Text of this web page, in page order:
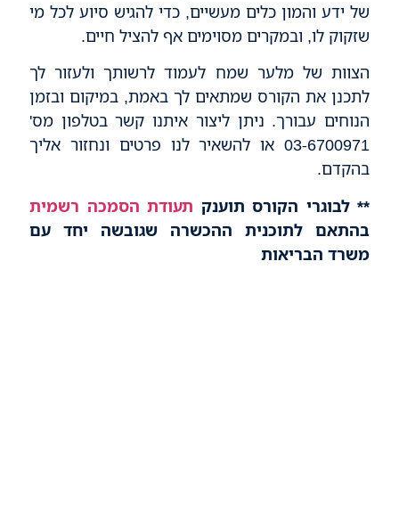
של ידע והמון כלים מעשיים, כדי להגיש סיוע לכל מי
שזקוק לו, ובמקרים מסוימים אף להציל חיים.
הצוות של מלער שמח לעמוד לרשותך ולעזור לך
לתכנן את הקורס שמתאים לך באמת, במיקום ובזמן
הנוחים עבורך. ניתן ליצור איתנו קשר בטלפון מס'
03-6700971 או להשאיר לנו פרטים ונחזור אליך
בהקדם.
** לבוגרי הקורס תוענק תעודת הסמכה רשמית
בהתאם לתוכנית ההכשרה שגובשה יחד עם
משרד הבריאות